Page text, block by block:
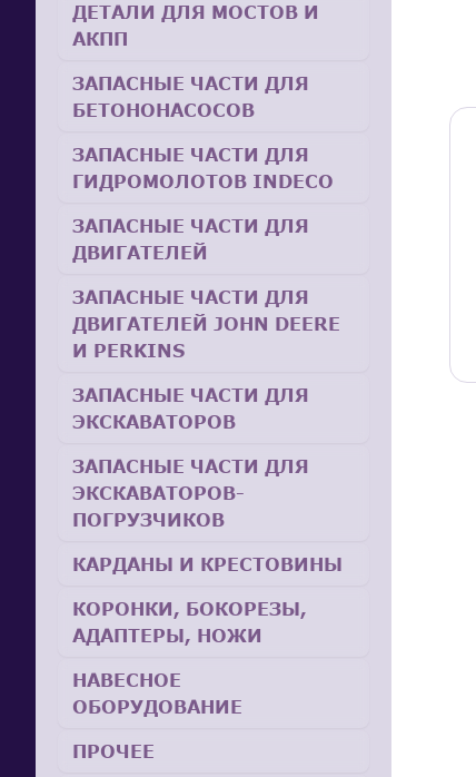
ДЕТАЛИ ДЛЯ МОСТОВ И
АКПП
ЗАПАСНЫЕ ЧАСТИ ДЛЯ
БЕТОНОНАСОСОВ
ЗАПАСНЫЕ ЧАСТИ ДЛЯ
ГИДРОМОЛОТОВ INDECO
ЗАПАСНЫЕ ЧАСТИ ДЛЯ
ДВИГАТЕЛЕЙ
ЗАПАСНЫЕ ЧАСТИ ДЛЯ
ДВИГАТЕЛЕЙ JOHN DEERE
И PERKINS
ЗАПАСНЫЕ ЧАСТИ ДЛЯ
ЭКСКАВАТОРОВ
ЗАПАСНЫЕ ЧАСТИ ДЛЯ
ЭКСКАВАТОРОВ-
ПОГРУЗЧИКОВ
КАРДАНЫ И КРЕСТОВИНЫ
КОРОНКИ, БОКОРЕЗЫ,
АДАПТЕРЫ, НОЖИ
НАВЕСНОЕ
ОБОРУДОВАНИЕ
ПРОЧЕЕ